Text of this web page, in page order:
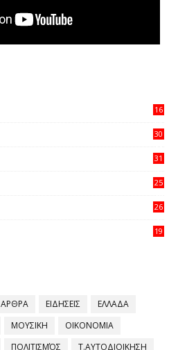
16
30
31
25
26
19
ΑΡΘΡΑ ΕΙΔΗΣΕΙΣ
ΕΛΛΑΔΑ
ΜΟΥΣΙΚΗ
ΟΙΚΟΝΟΜΙΑ
ΠΟΛΙΤΙΣΜΌΣ
Τ.ΑΥΤΟΔΙΟΙΚΗΣΗ